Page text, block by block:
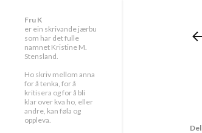
Del
Fru K
er ein skrivande jærbu
som har det fulle
namnet Kristine M.
Stensland.
Ho skriv mellom anna
for å tenka, for å
kritisera og for å bli
klar over kva ho, eller
andre, kan føla og
oppleva.